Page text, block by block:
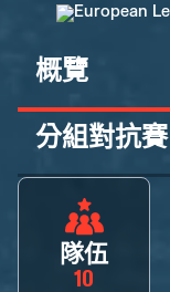
概覽
分組對抗賽
隊伍
10